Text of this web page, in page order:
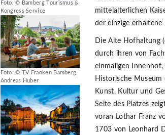
Foto: © Bamberg Tourismus &
Kongress Service
Foto: © TV Franken Bamberg,
Andreas Huber
mittelalterlichen
der einzige
Die Alte Hofhaltung
durch ihren von
einmaligen
Historische
Kunst, Kultur und
Seite des Platzes
voran Lothar Franz
1703 von Leonhard